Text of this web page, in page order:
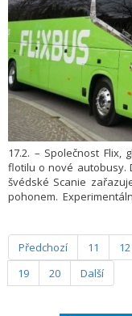
17.2. – Společnost Flix,
flotilu o nové autobusy.
švédské Scanie
pohonem.
Předchozí
11 12
19
20 Další